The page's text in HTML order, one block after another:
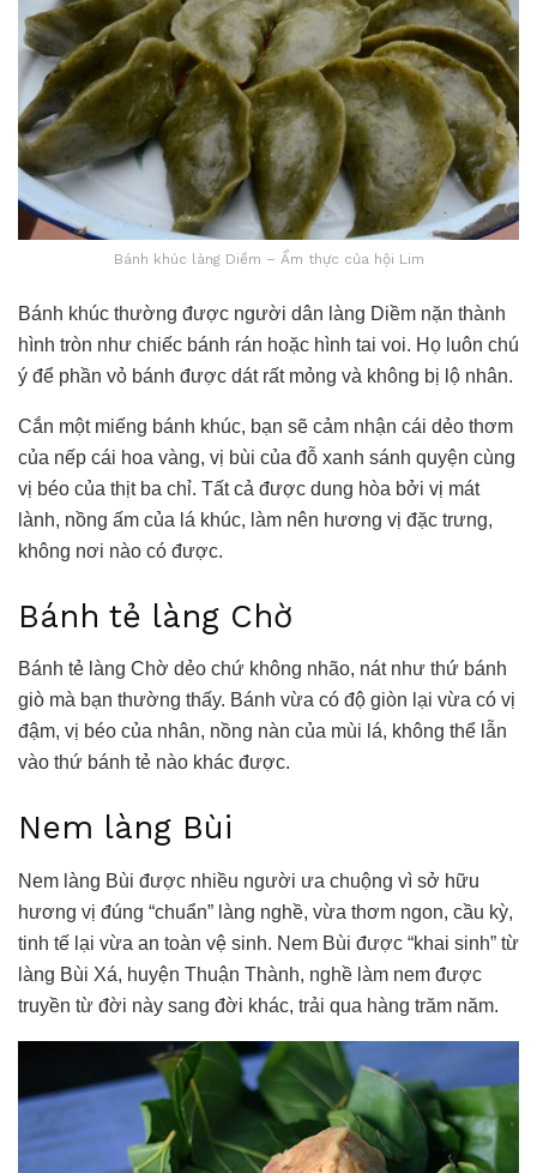
Bánh khúc làng Diềm – Ẩm thực của hội Lim
Bánh khúc thường được người dân làng Diềm nặn thành
hình tròn như chiếc bánh rán hoặc hình tai voi. Họ luôn chú
ý để phần vỏ bánh được dát rất mỏng và không bị lộ nhân.
Cắn một miếng bánh khúc, bạn sẽ cảm nhận cái dẻo thơm
của nếp cái hoa vàng, vị bùi của đỗ xanh sánh quyện cùng
vị béo của thịt ba chỉ. Tất cả được dung hòa bởi vị mát
lành, nồng ấm của lá khúc, làm nên hương vị đặc trưng,
không nơi nào có được.
Bánh tẻ làng Chờ
Bánh tẻ làng Chờ dẻo chứ không nhão, nát như thứ bánh
giò mà bạn thường thấy. Bánh vừa có độ giòn lại vừa có vị
đậm, vị béo của nhân, nồng nàn của mùi lá, không thể lẫn
vào thứ bánh tẻ nào khác được.
Nem làng Bùi
Nem làng Bùi được nhiều người ưa chuộng vì sở hữu
hương vị đúng “chuẩn” làng nghề, vừa thơm ngon, cầu kỳ,
tinh tế lại vừa an toàn vệ sinh. Nem Bùi được “khai sinh” từ
làng Bùi Xá, huyện Thuận Thành, nghề làm nem được
truyền từ đời này sang đời khác, trải qua hàng trăm năm.